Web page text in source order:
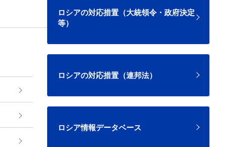
ロシアの対応措置（大統領令・政府決定
等）
ロシアの対応措置（連邦法）
ロシア情報データベース